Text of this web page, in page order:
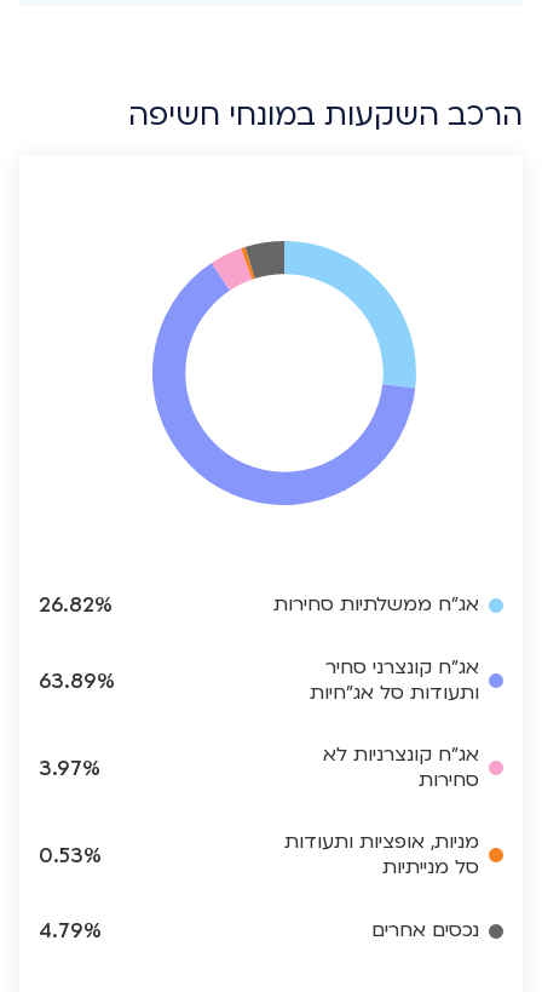
הרכב השקעות במונחי חשיפה
אג"ח ממשלתיות סחירות 26.82%
אג"ח קונצרני סחיר
ותעודות סל אג"חיות
63.89%
אג"ח קונצרניות לא
סחירות
3.97%
מניות, אופציות ותעודות
סל מנייתיות
0.53%
נכסים אחרים 4.79%